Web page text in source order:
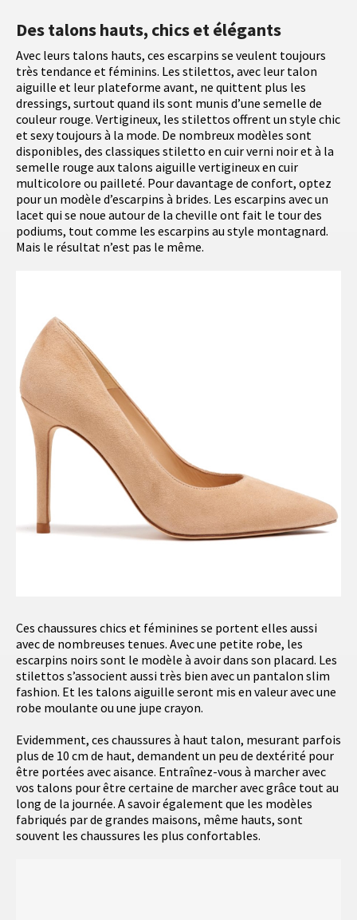
Des talons hauts, chics et élégants
Avec leurs talons hauts, ces escarpins se veulent toujours
très tendance et féminins. Les stilettos, avec leur talon
aiguille et leur plateforme avant, ne quittent plus les
dressings, surtout quand ils sont munis d’une semelle de
couleur rouge. Vertigineux, les stilettos offrent un style chic
et sexy toujours à la mode. De nombreux modèles sont
disponibles, des classiques stiletto en cuir verni noir et à la
semelle rouge aux talons aiguille vertigineux en cuir
multicolore ou pailleté. Pour davantage de confort, optez
pour un modèle d’escarpins à brides. Les escarpins avec un
lacet qui se noue autour de la cheville ont fait le tour des
podiums, tout comme les escarpins au style montagnard.
Mais le résultat n’est pas le même.
Ces chaussures chics et féminines se portent elles aussi
avec de nombreuses tenues. Avec une petite robe, les
escarpins noirs sont le modèle à avoir dans son placard. Les
stilettos s’associent aussi très bien avec un pantalon slim
fashion. Et les talons aiguille seront mis en valeur avec une
robe moulante ou une jupe crayon.
Evidemment, ces chaussures à haut talon, mesurant parfois
plus de 10 cm de haut, demandent un peu de dextérité pour
être portées avec aisance. Entraînez-vous à marcher avec
vos talons pour être certaine de marcher avec grâce tout au
long de la journée. A savoir également que les modèles
fabriqués par de grandes maisons, même hauts, sont
souvent les chaussures les plus confortables.